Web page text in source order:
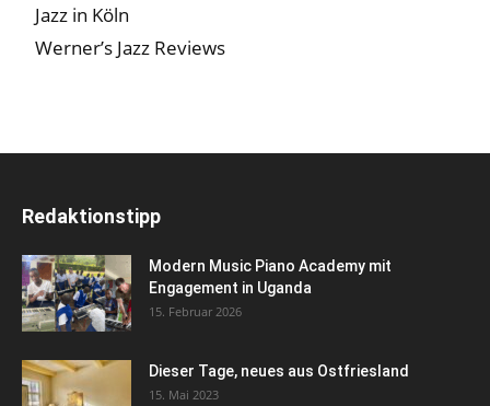
Jazz in Köln
Werner’s Jazz Reviews
Redaktionstipp
Modern Music Piano Academy mit
Engagement in Uganda
15. Februar 2026
Dieser Tage, neues aus Ostfriesland
15. Mai 2023